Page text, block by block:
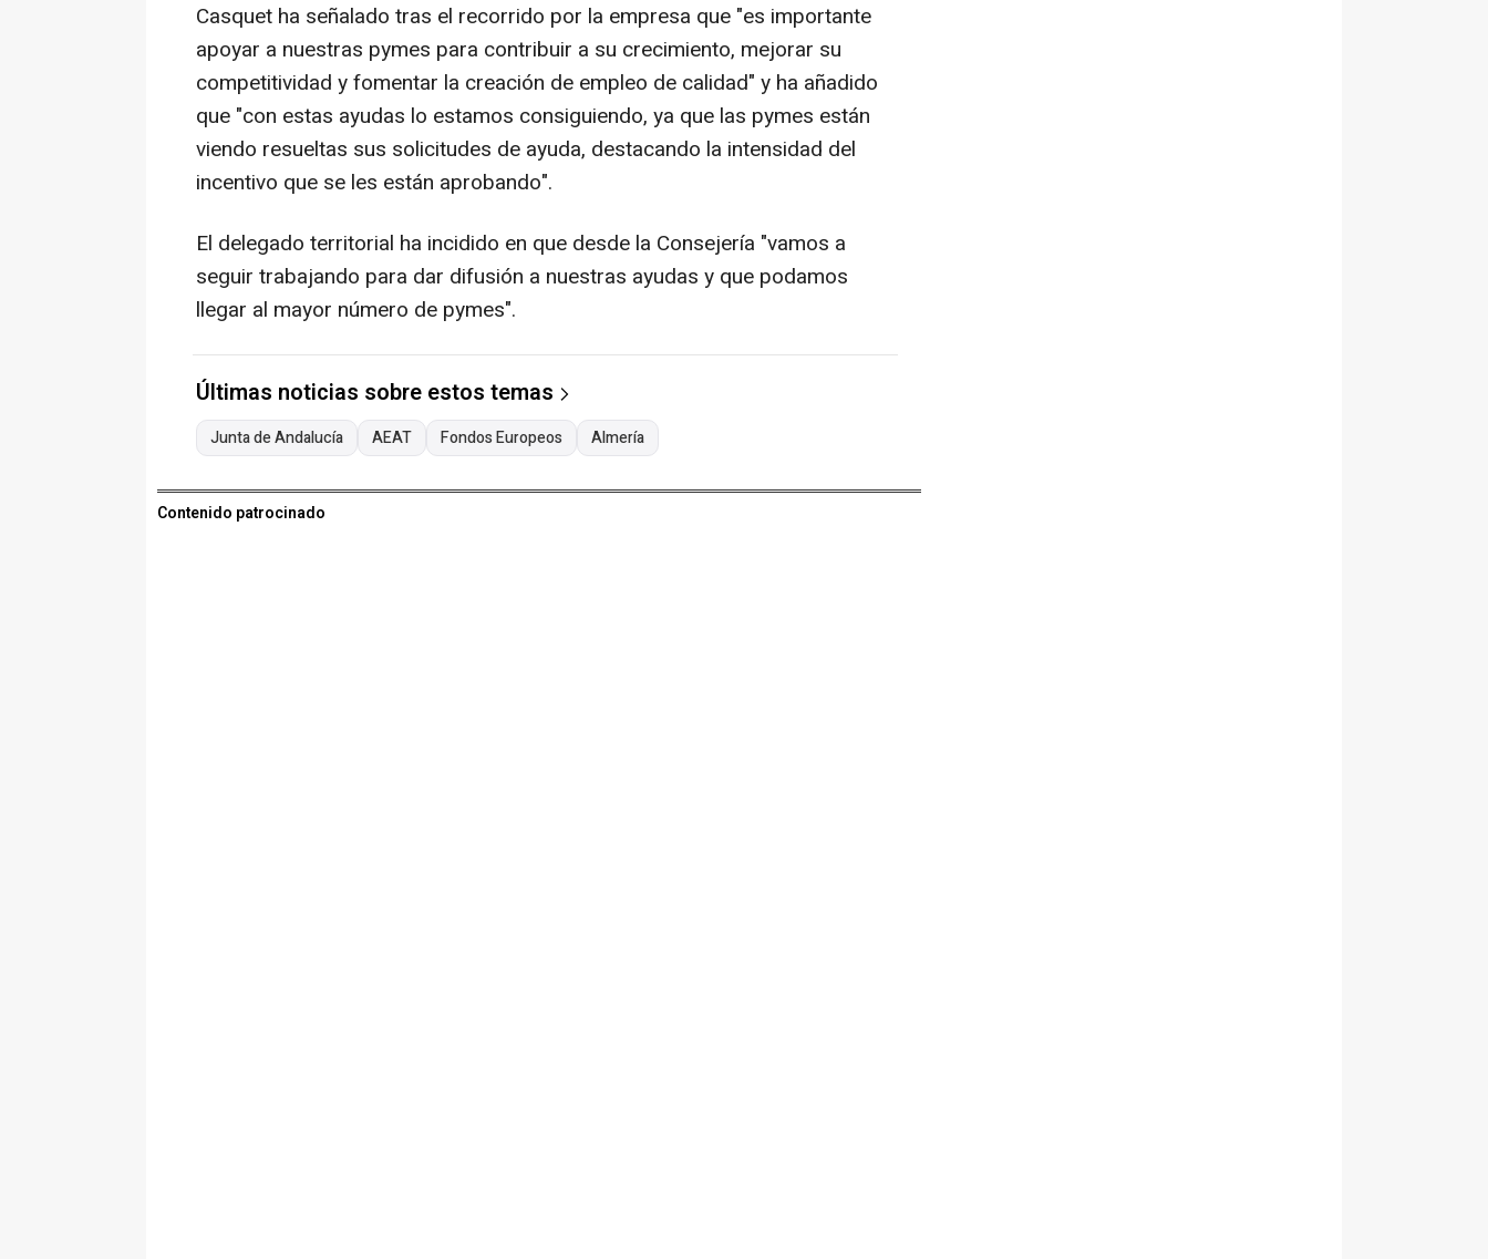
Casquet ha señalado tras el recorrido por la empresa que "es importante
apoyar a nuestras pymes para contribuir a su crecimiento, mejorar su
competitividad y fomentar la creación de empleo de calidad" y ha añadido
que "con estas ayudas lo estamos consiguiendo, ya que las pymes están
viendo resueltas sus solicitudes de ayuda, destacando la intensidad del
incentivo que se les están aprobando".
El delegado territorial ha incidido en que desde la Consejería "vamos a
seguir trabajando para dar difusión a nuestras ayudas y que podamos
llegar al mayor número de pymes".
Últimas noticias sobre estos temas
Junta de Andalucía AEAT Fondos Europeos Almería
Contenido patrocinado